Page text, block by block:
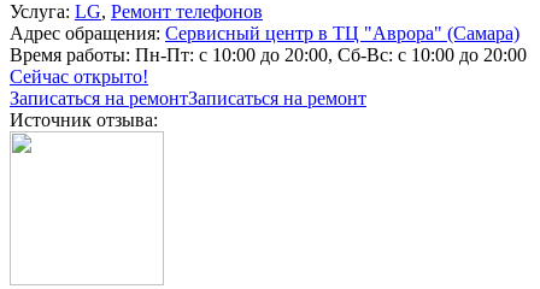
Услуга: LG, Ремонт телефонов
Адрес обращения: Сервисный центр в ТЦ "Аврора" (Самара)
Время работы: Пн-Пт: с 10:00 до 20:00, Сб-Вс: с 10:00 до 20:00
Сейчас открыто!
Записаться на ремонтЗаписаться на ремонт
Источник отзыва: